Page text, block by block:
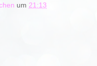
um 21:13